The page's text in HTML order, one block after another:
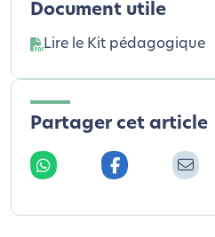
Document utile
Lire le Kit pédagogique
Partager cet article